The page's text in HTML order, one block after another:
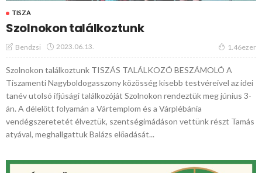
TISZA
Szolnokon találkoztunk
Bendzsi 2023.06.13. 1.46ezer
Szolnokon találkoztunk TISZÁS TALÁLKOZÓ BESZÁMOLÓ A
Tiszamenti Nagyboldogasszony közösség kisebb testvéreivel az idei
tanév utolsó ifjúsági találkozóját Szolnokon rendeztük meg június 3-
án. A délelőtt folyamán a Vártemplom és a Várplébánia
vendégszeretetét élveztük, szentségimádáson vettünk részt Tamás
atyával, meghallgattuk Balázs előadását...